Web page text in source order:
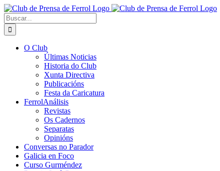
Saltar
al
contenido
Buscar:
O Club
Últimas Noticias
Historia do Club
Xunta Directiva
Publicacións
Festa da Caricatura
FerrolAnálisis
Revistas
Os Cadernos
Separatas
Opinións
Conversas no Parador
Galicia en Foco
Curso Gurméndez